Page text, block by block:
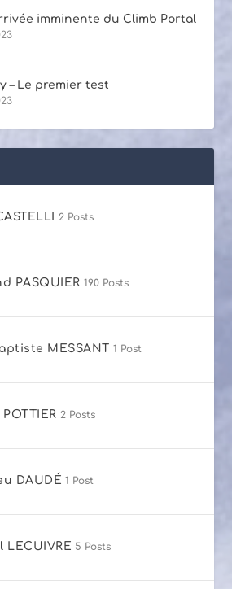
imminente du Climb Portal
– Le premier test
2 Posts
PASQUIER 190 Posts
MESSANT 1 Post
2 Posts
DAUDÉ 1 Post
LECUIVRE 5 Posts